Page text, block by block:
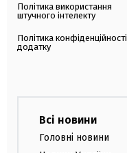
Політика використання
штучного інтелекту
Політика конфіденційності
додатку
Всі новини
Головні новини